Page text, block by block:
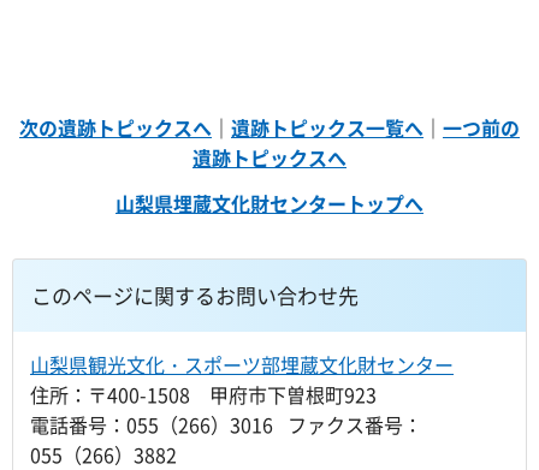
次の遺跡トピックスへ ｜ 遺跡トピックス一覧へ ｜ 一つ前の
遺跡トピックスへ
山梨県埋蔵文化財センタートップへ
このページに関するお問い合わせ先
山梨県観光文化・スポーツ部埋蔵文化財センター
住所：〒400-1508 甲府市下曽根町923
電話番号：055（266）3016 ファクス番号：
055（266）3882